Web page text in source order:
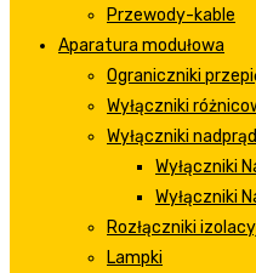
Przewody-kable
Aparatura modułowa
Ograniczniki
Wyłączniki
Wyłączniki
Wyłączniki
Wyłączniki
Rozłączniki
Lampki